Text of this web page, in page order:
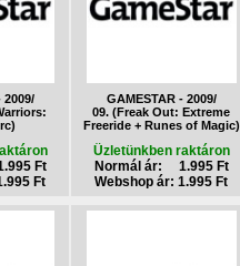
2009/
Ft
Ft
GAMESTAR - 2009/
09. (Freak Out: Extreme
Freeride + Runes of Magic)
Üzletünkben raktáron
Normál ár: 1.995 Ft
Webshop ár: 1.995 Ft